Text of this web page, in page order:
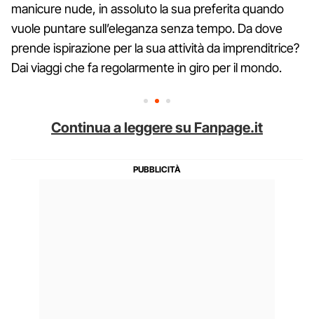
manicure nude, in assoluto la sua preferita quando
vuole puntare sull’eleganza senza tempo. Da dove
prende ispirazione per la sua attività da imprenditrice?
Dai viaggi che fa regolarmente in giro per il mondo.
Continua a leggere su Fanpage.it